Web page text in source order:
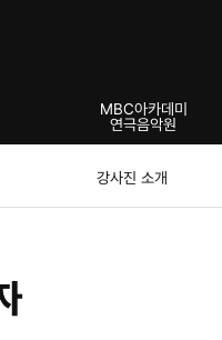
MBC아카데미
연극음악원
강사진 소개